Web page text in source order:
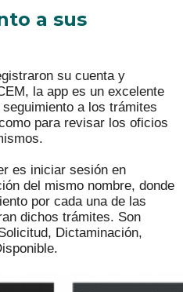
a sus
su cuenta y
la app es un excelente
a los trámites
para revisar los oficios
es iniciar sesión en
del mismo nombre, donde
por cada una de las
dichos trámites. Son
Dictaminación,